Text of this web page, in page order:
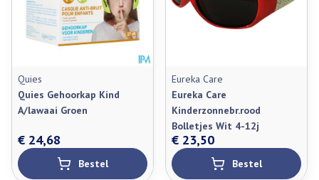
Quies
Quies Gehoorkap Kind
A/lawaai Groen
€ 24,68
Bestel
Eureka Care
Eureka Care
Kinderzonnebr.rood
Bolletjes Wit 4-12j
€ 23,50
Bestel